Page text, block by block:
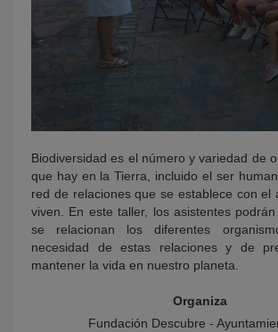
Biodiversidad es el número y variedad de
que hay en la Tierra, incluido el ser
red de relaciones que se establece con el
viven. En este taller, los asistentes
se relacionan los diferentes
necesidad de estas relaciones y de
mantener la vida en nuestro planeta.
Organiza
Fundación Descubre -